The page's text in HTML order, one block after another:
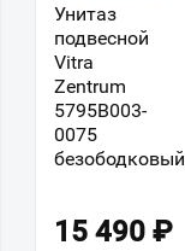
Унитаз
подвесной
Vitra
Zentrum
5795B003-
0075
безободковый
15 490 ₽